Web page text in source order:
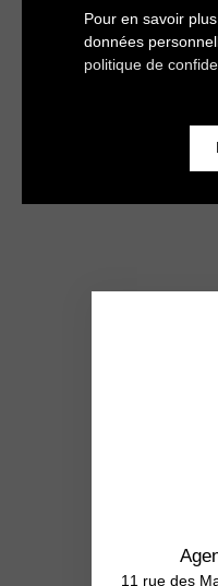
Pour en savoir
données
politique de
11 rue des